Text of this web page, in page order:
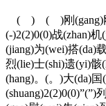
( ) ( )刚(gang)刚
(-)2(2)0(0)战(zhan)
(jiang)为(wei)搭(da)
烈(lie)士(shi)遗(yi)骸
(hang)。(。)大(da)国
(shuang)2(2)0(0)”(”)